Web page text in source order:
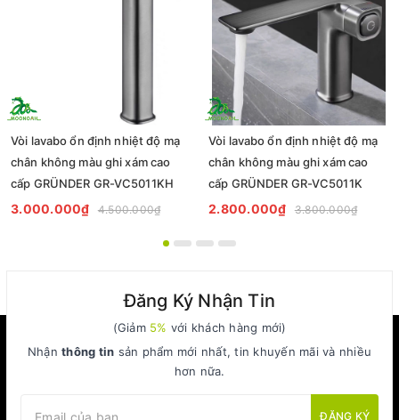
Vòi lavabo ổn định nhiệt độ mạ
chân không màu ghi xám cao
cấp GRÜNDER GR-VC5011KH
3.000.000₫ 4.500.000₫
Vòi lavabo ổn định nhiệt độ mạ
chân không màu ghi xám cao
cấp GRÜNDER GR-VC5011K
2.800.000₫ 3.800.000₫
Đăng Ký Nhận Tin
(Giảm 5% với khách hàng mới)
Nhậnthông tin sản phẩm mới nhất, tin khuyến mãi và nhiều
hơn nữa.
ĐĂNG KÝ